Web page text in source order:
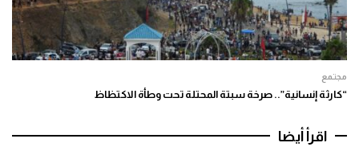
مجتمع
“كارثة إنسانية”.. صرخة سبتة المحتلة تحت وطأة الاكتظاظ
اقرأ أيضا